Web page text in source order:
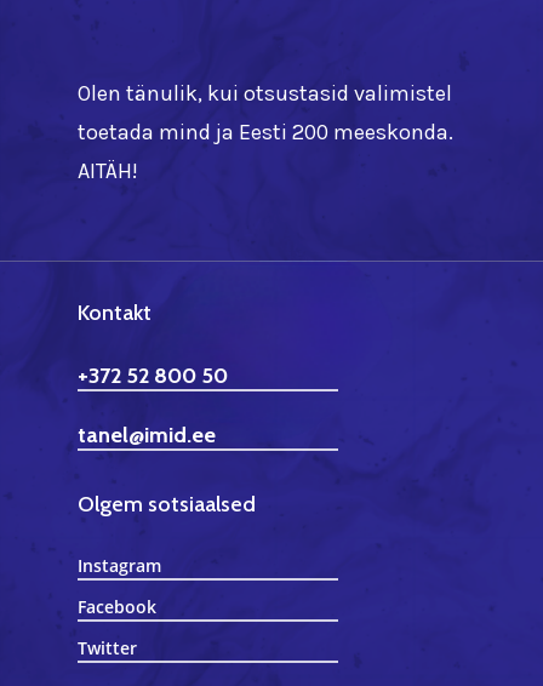
Olen tänulik, kui otsustasid valimistel
toetada mind ja Eesti 200 meeskonda.
AITÄH!
Kontakt
+372 52 800 50
tanel@imid.ee
Olgem sotsiaalsed
Instagram
Facebook
Twitter